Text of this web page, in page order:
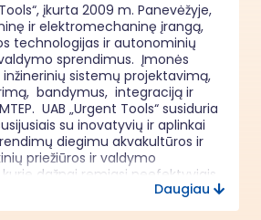
įkurta 2009 m. Panevėžyje,
ir elektromechaninę įrangą,
technologijas ir autonominių
sprendimus.  Įmonės
sistemų projektavimą,
bandymus,  integraciją ir
UAB „Urgent Tools“ susiduria
su inovatyvių ir aplinkai
diegimu akvakultūros ir
priežiūros ir valdymo
dažnai remiasi neefektyviais
metodais. Trūksta integruotų
vandens kokybę,
Daugiau